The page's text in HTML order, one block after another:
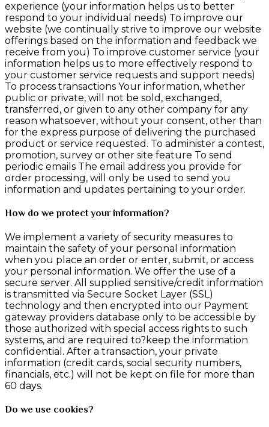
experience (your information helps us to better
respond to your individual needs) To improve our
website (we continually strive to improve our website
offerings based on the information and feedback we
receive from you) To improve customer service (your
information helps us to more effectively respond to
your customer service requests and support needs)
To process transactions Your information, whether
public or private, will not be sold, exchanged,
transferred, or given to any other company for any
reason whatsoever, without your consent, other than
for the express purpose of delivering the purchased
product or service requested. To administer a contest,
promotion, survey or other site feature To send
periodic emails The email address you provide for
order processing, will only be used to send you
information and updates pertaining to your order.
How do we protect your information?
We implement a variety of security measures to
maintain the safety of your personal information
when you place an order or enter, submit, or access
your personal information. We offer the use of a
secure server. All supplied sensitive/credit information
is transmitted via Secure Socket Layer (SSL)
technology and then encrypted into our Payment
gateway providers database only to be accessible by
those authorized with special access rights to such
systems, and are required to?keep the information
confidential. After a transaction, your private
information (credit cards, social security numbers,
financials, etc.) will not be kept on file for more than
60 days.
Do we use cookies?